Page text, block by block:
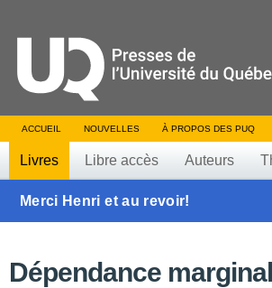
ACCUEIL NOUVELLES À PROPOS DES PUQ
Livres Libre accès Auteurs
Merci Henri et au revoir!
Dépendance